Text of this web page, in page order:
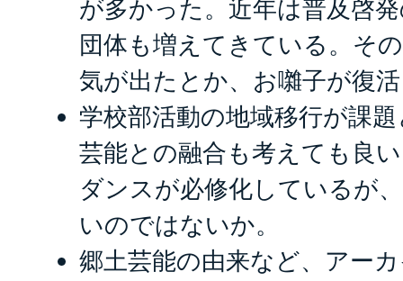
が多かった。近年は普及啓
団体も増えてきている。そ
気が出たとか、お囃子が復
学校部活動の地域移行が課
芸能との融合も考えても良
ダンスが必修化しているが
いのではないか。
郷土芸能の由来など、アー